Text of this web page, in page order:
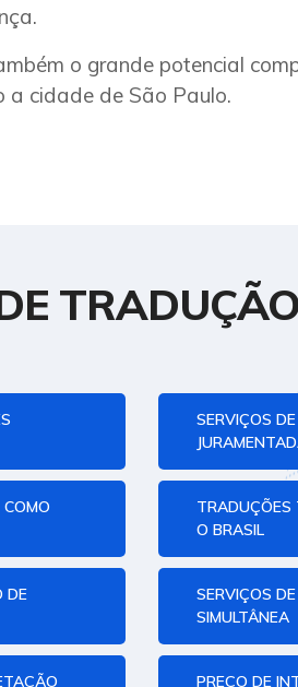
o grande potencial
a cidade de São Paulo.
TRADUÇÃO
DE
SERVIÇOS
TRADUÇÕES
O BRASIL
SERVIÇOS
SIMULTÂNEA
PREÇO DE